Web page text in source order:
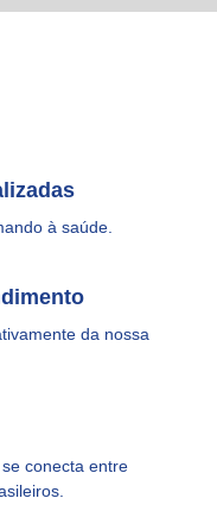
à saúde.
da nossa
conecta entre